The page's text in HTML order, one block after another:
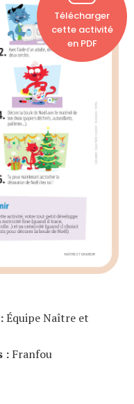
Télécharger
cette activité
en PDF
Équipe Naître et
: Franfou